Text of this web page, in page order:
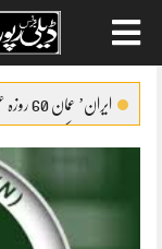
contentایران’ عمان 60 روزہ عبوری معاہدہ امن کیلئے اہم پیشرفت (اداریہ)
ایس ایس سی امتحانات 2026ء کا شیڈول
پنشن فنڈز کی
انکوائری شروع